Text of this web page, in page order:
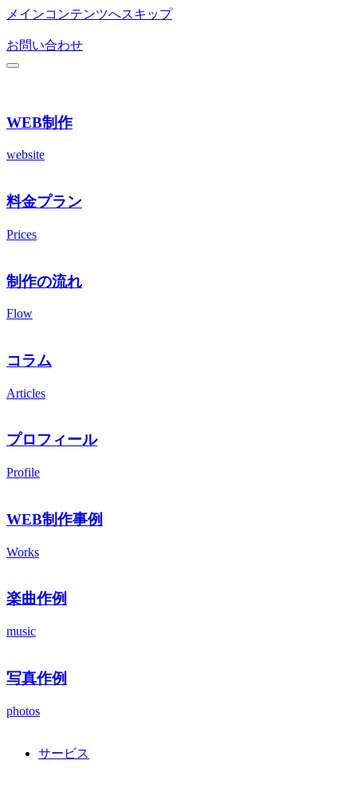
メインコンテンツへスキップ
お問い合わせ
WEB制作
website
料金プラン
Prices
制作の流れ
Flow
コラム
Articles
プロフィール
Profile
WEB制作事例
Works
楽曲作例
music
写真作例
photos
サービス